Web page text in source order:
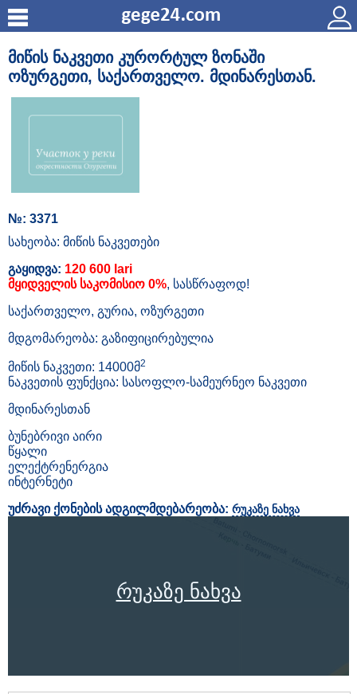
მიწის ნაკვეთი კურორტულ ზონაში
ოზურგეთი, საქართველო. მდინარესთან.
№: 3371
სახეობა: მიწის ნაკვეთები
გაყიდვა: 120 600 lari
მყიდველის საკომისიო 0%, სასწრაფოდ!
საქართველო, გურია, ოზურგეთი
მდგომარეობა: გაზიფიცირებულია
მიწის ნაკვეთი: 14000მ2
ნაკვეთის ფუნქცია: სასოფლო-სამეურნეო ნაკვეთი
მდინარესთან
ბუნებრივი აირი
წყალი
ელექტრენერგია
ინტერნეტი
უძრავი ქონების ადგილმდებარეობა: რუკაზე ნახვა
რუკაზე ნახვა